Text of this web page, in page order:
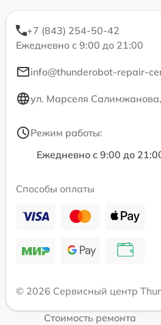
+7 (843) 254-50-42
Ежедневно с 9:00 до 21:00
info@thunderobot-repair-
ул. Марселя
Режим работы:
Ежедневно с 9:00 до
Способы оплаты
© 2026 Сервисный центр
Стоимость ремонта